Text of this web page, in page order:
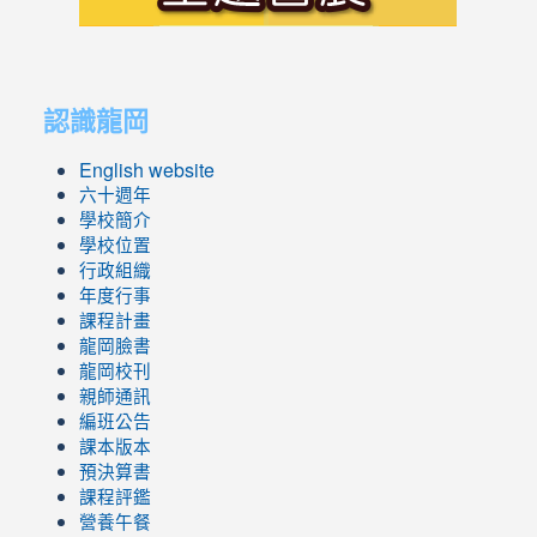
認識龍岡
English website
六十週年
學校簡介
學校位置
行政組織
年度行事
課程計畫
龍岡臉書
龍岡校刊
親師通訊
編班公告
課本版本
預決算書
課程評鑑
營養午餐